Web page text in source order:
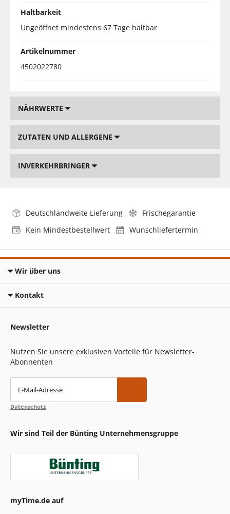
Haltbarkeit
Ungeöffnet mindestens 67 Tage haltbar
Artikelnummer
4502022780
NÄHRWERTE
ZUTATEN UND ALLERGENE
INVERKEHRBRINGER
Deutschlandweite Lieferung
Frischegarantie
Kein Mindestbestellwert
Wunschliefertermin
Wir über uns
Kontakt
Newsletter
Nutzen Sie unsere exklusiven Vorteile für Newsletter-
Abonnenten
E-Mail-Adresse
Datenschutz
Wir sind Teil der Bünting Unternehmensgruppe
myTime.de auf